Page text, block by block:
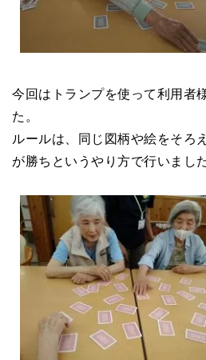
今回はトランプを使って利用者
た。
ルールは、同じ図柄や絵をそろ
が勝ちというやり方で行いました